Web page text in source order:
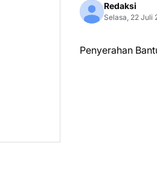
Redaksi
Selasa, 22 Juli
Penyerahan